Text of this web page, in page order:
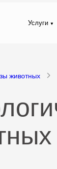
Услуги
животных